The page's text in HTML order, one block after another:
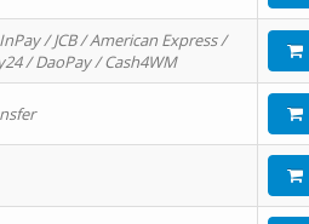
/ JCB / American Express /
/ DaoPay / Cash4WM